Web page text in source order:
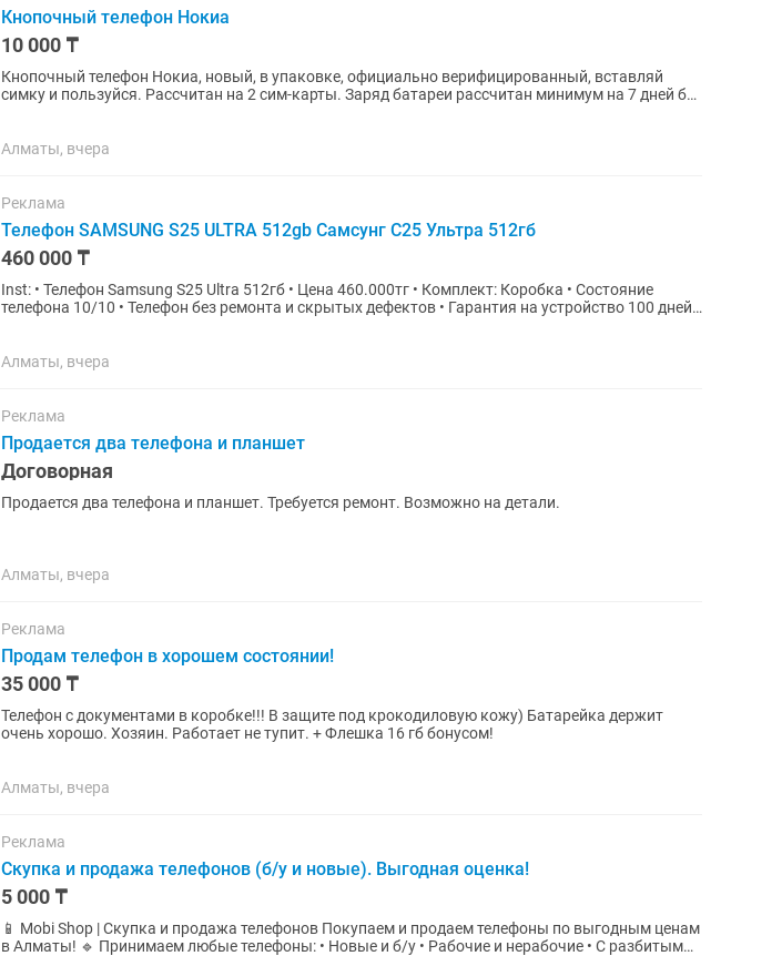
Кнопочный телефон Нокиа
10 000 ₸
Кнопочный телефон Нокиа, новый, в упаковке, официально верифицированный, вставляй
симку и пользуйся. Рассчитан на 2 сим-карты. Заряд батареи рассчитан минимум на 7 дней без
Алматы, вчера
Реклама
Телефон SAMSUNG S25 ULTRA 512gb Самсунг С25 Ультра 512гб
460 000 ₸
Inst: • Телефон Samsung S25 Ultra 512гб • Цена 460.000тг • Комплект: Коробка • Состояние
телефона 10/10 • Телефон без ремонта и скрытых дефектов • Гарантия на устройство 100 дней •
Алматы, вчера
Реклама
Продается два телефона и планшет
Договорная
Продается два телефона и планшет. Требуется ремонт. Возможно на детали.
Алматы, вчера
Реклама
Продам телефон в хорошем состоянии!
35 000 ₸
Телефон с документами в коробке!!! В защите под крокодиловую кожу) Батарейка держит
очень хорошо. Хозяин. Работает не тупит. + Флешка 16 гб бонусом!
Алматы, вчера
Реклама
Скупка и продажа телефонов (б/у и новые). Выгодная оценка!
5 000 ₸
📱 Mobi Shop | Скупка и продажа телефонов Покупаем и продаем телефоны по выгодным ценам
в Алматы! 🔹 Принимаем любые телефоны: • Новые и б/у • Рабочие и нерабочие • С разбитым